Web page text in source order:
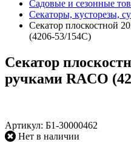
Садовые и сезонные
Секаторы, кусторезы,
Секатор плоскостной
(4206-53/154С)
Секатор
ручками RACO
Артикул: Б1-30000462
Нет в наличии